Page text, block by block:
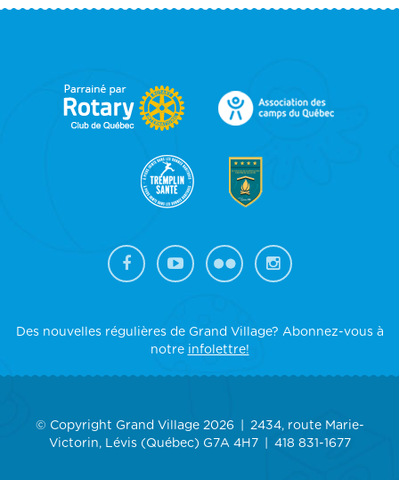
FOOTER
SIDEBAR
Des nouvelles régulières de Grand Village? Abonnez-vous à
notre infolettre!
© Copyright Grand Village 2026
2434, route Marie-
Victorin, Lévis (Québec) G7A 4H7
418 831-1677